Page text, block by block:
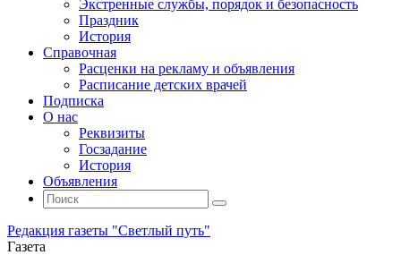
Экстренные службы, порядок и безопасность
Праздник
История
Справочная
Расценки на рекламу и объявления
Расписание детских врачей
Подписка
О нас
Реквизиты
Госзадание
История
Объявления
Поиск
Искать:
Поиск
Редакция газеты "Светлый путь"
Газета